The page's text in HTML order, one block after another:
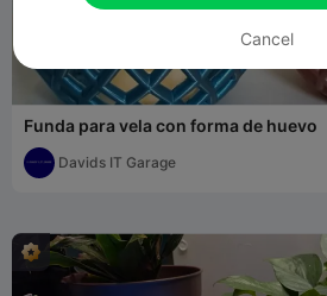
Funda para vela con forma de huevo
Davids IT Garage
Cancel